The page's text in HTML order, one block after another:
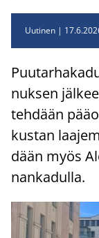
Uutinen
nuk­sen
teh­dään
kus­tan
dään myös
nan­ka­dul­la.